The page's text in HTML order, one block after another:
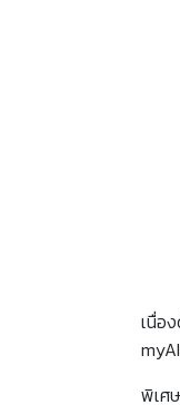
เนื่อ
พิเศ